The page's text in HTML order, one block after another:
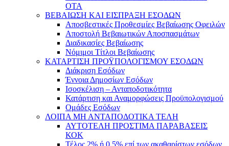
ΟΤΑ
ΒΕΒΑΙΩΣΗ ΚΑΙ ΕΙΣΠΡΑΞΗ ΕΣΟΔΩΝ
Αποσβεστικές Προθεσμίες Βεβαίωσης Οφειλών
Αποστολή Βεβαιωτικών Αποσπασμάτων
Διαδικασίες Βεβαίωσης
Νόμιμοι Τίτλοι Βεβαίωσης
ΚΑΤΑΡΤΙΣΗ ΠΡΟΫΠΟΛΟΓΙΣΜΟΥ ΕΣΟΔΩΝ
Διάκριση Εσόδων
Έννοια Δημοσίων Εσόδων
Ισοσκέλιση – Ανταποδοτικότητα
Κατάρτιση και Αναμορφώσεις Προϋπολογισμού
Ομάδες Εσόδων
ΛΟΙΠΑ ΜΗ ΑΝΤΑΠΟΔΟΤΙΚΑ ΤΕΛΗ
ΑΥΤΟΤΕΛΗ ΠΡΟΣΤΙΜΑ ΠΑΡΑΒΑΣΕΙΣ
ΚΟΚ
Τέλος 2% ή 0,5% επί των ακαθαρίστων εσόδων